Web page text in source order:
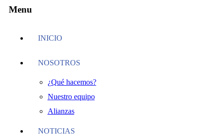
Menu
INICIO
NOSOTROS
¿Qué hacemos?
Nuestro equipo
Alianzas
NOTICIAS